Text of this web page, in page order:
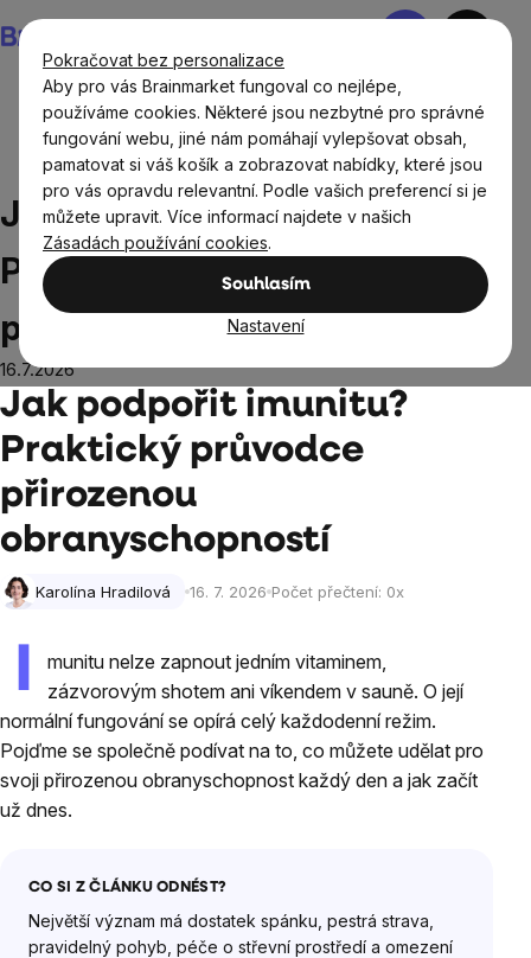
Pokračovat bez personalizace
Aby pro vás Brainmarket fungoval co nejlépe,
používáme cookies. Některé jsou nezbytné pro správné
fungování webu, jiné nám pomáhají vylepšovat obsah,
pamatovat si váš košík a zobrazovat nabídky, které jsou
pro vás opravdu relevantní. Podle vašich preferencí si je
můžete upravit. Více informací najdete v našich
Zásadách používání cookies.
Souhlasím
Nastavení
na
obsah
Nákupní
Blog
Jak podpořit imunitu? Praktický průvodce
přirozenou obranyschopností
Jak podpořit imunitu?
Praktický průvodce
přirozenou obranyschopností
16.7.2026
Jak podpořit imunitu?
Praktický průvodce
přirozenou
obranyschopností
Karolína Hradilová 16. 7. 2026 Počet přečtení: 0x
I
munitu nelze zapnout jedním vitaminem,
zázvorovým shotem ani víkendem v sauně. O její
normální fungování se opírá celý každodenní režim.
Pojďme se společně podívat na to, co můžete udělat pro
svoji přirozenou obranyschopnost každý den a jak začít
už dnes.
CO SI Z ČLÁNKU ODNÉST?
Největší význam má dostatek spánku, pestrá strava,
pravidelný pohyb, péče o střevní prostředí a omezení